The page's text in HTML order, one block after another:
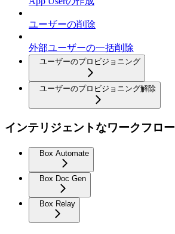
ユーザーの削除
外部ユーザーの一括削除
ユーザーのプロビジョニング
ユーザーのプロビジョニング解除
インテリジェントなワークフロー
Box Automate
Box Doc Gen
Box Relay